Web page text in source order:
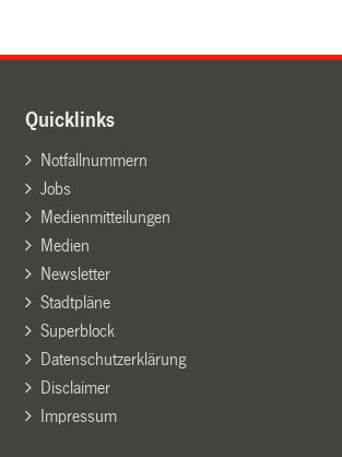
Quicklinks
Notfallnummern
Jobs
Medienmitteilungen
Medien
Newsletter
Stadtpläne
Superblock
Datenschutzerklärung
Disclaimer
Impressum